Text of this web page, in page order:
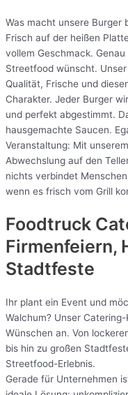
Was macht unsere Burger
Frisch auf der heißen
vollem Geschmack.
Streetfood wünscht.
Qualität, Frische und
Charakter. Jeder Burger
und perfekt abgestimmt.
hausgemachte Saucen.
Veranstaltung: Mit
Abwechslung auf den
nichts verbindet
wenn es frisch vom Grill
Foodtruck
Firmenfeiern,
Stadtfeste
Ihr plant ein Event und
Walchum? Unser
Wünschen an. Von
bis hin zu großen
Streetfood-Erlebnis.
Gerade für Unternehmen